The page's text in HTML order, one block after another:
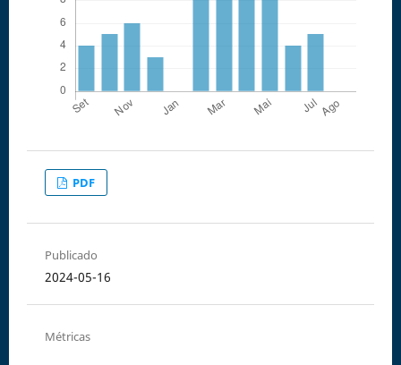
PDF
Publicado
2024-05-16
Métricas